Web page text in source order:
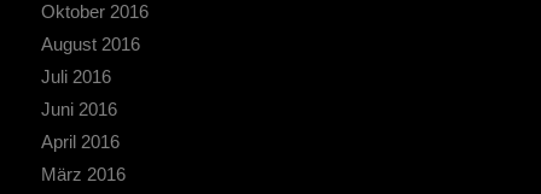
Oktober 2016
August 2016
Juli 2016
Juni 2016
April 2016
März 2016